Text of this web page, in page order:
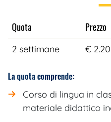
Quota Prezzo
2 settimane €
La quota comprende:
Corso di lingua in
materiale didattico